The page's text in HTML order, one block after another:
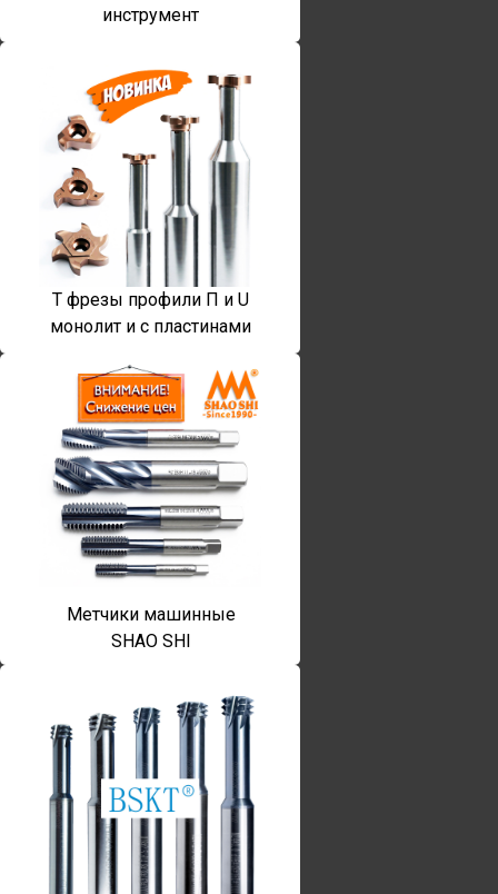
инструмент
T фрезы профили П и U
монолит и с пластинами
Метчики машинные
SHAO SHI